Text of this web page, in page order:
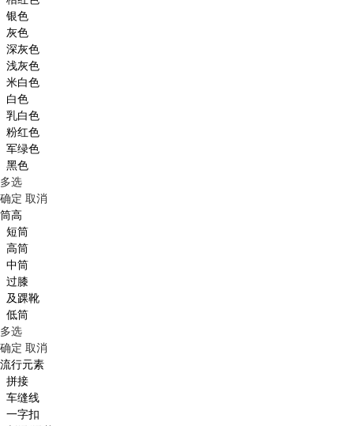
银色
灰色
深灰色
浅灰色
米白色
白色
乳白色
粉红色
军绿色
黑色
多选
确定 取消
筒高
短筒
高筒
中筒
过膝
及踝靴
低筒
多选
确定 取消
流行元素
拼接
车缝线
一字扣